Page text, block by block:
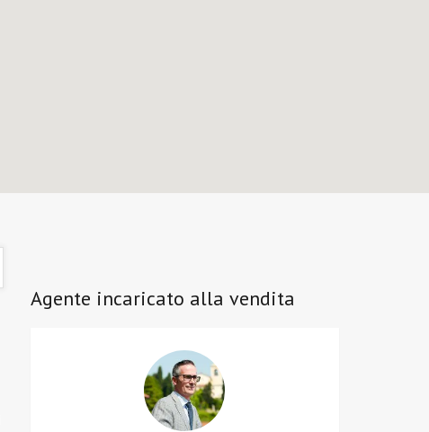
Agente incaricato alla vendita